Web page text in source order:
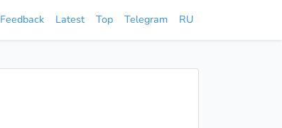
Feedback Latest Top Telegram RU